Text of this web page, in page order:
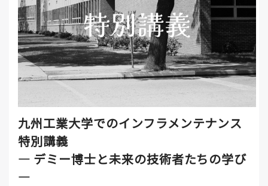
九州工業大学でのインフラメンテナンス
特別講義
― デミー博士と未来の技術者たちの学び
―